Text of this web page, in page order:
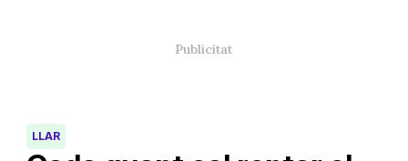
LLAR